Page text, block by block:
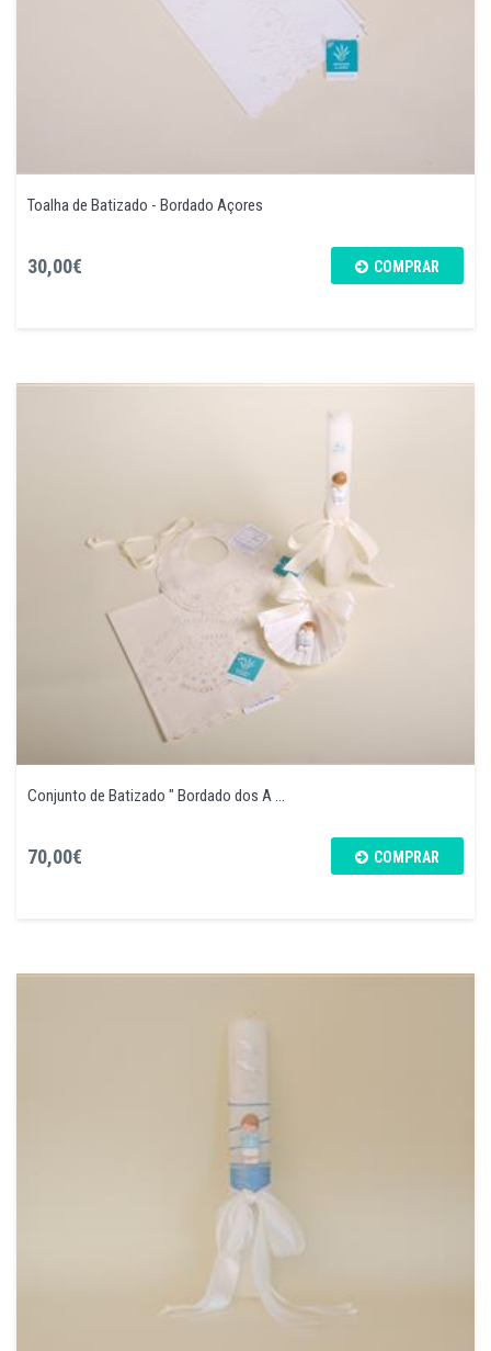
Toalha de Batizado - Bordado Açores
30,00€ COMPRAR
Conjunto de Batizado " Bordado dos A ...
70,00€ COMPRAR